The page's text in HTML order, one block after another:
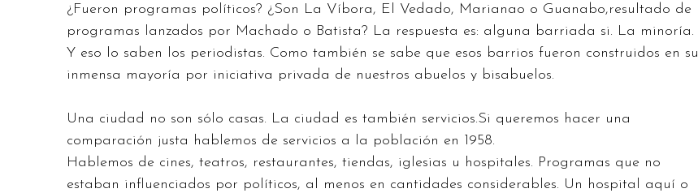
¿Fueron programas políticos? ¿Son La Víbora, El Vedado, Marianao o Guanabo,resultado de
programas lanzados por Machado o Batista? La respuesta es: alguna barriada si. La minoría.
Y eso lo saben los periodistas. Como también se sabe que esos barrios fueron construidos en su
inmensa mayoría por iniciativa privada de nuestros abuelos y bisabuelos.
Una ciudad no son sólo casas. La ciudad es también servicios.Si queremos hacer una
comparación justa hablemos de servicios a la población en 1958.
Hablemos de cines, teatros, restaurantes, tiendas, iglesias u hospitales. Programas que no
estaban influenciados por políticos, al menos en cantidades considerables. Un hospital aquí o